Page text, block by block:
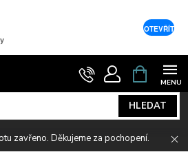
HLEDAT
NÁKUPNÍ
KOŠÍK
zavřeno. Děkujeme za pochopení.
OTEVŘÍT